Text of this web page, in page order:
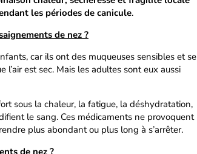
les périodes de canicule.
de nez ?
car ils ont des muqueuses sensibles et se
est sec. Mais les adultes sont eux aussi
sous la chaleur, la fatigue, la déshydratation,
le sang. Ces médicaments ne provoquent
plus abondant ou plus long à s’arrêter.
de nez ?